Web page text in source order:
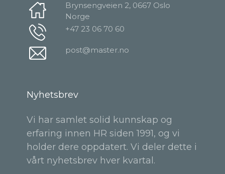
Brynsengveien 2, 0667 Oslo
Norge
+47 23 06 70 60
post@master.no
Nyhetsbrev
Vi har samlet solid kunnskap og
erfaring innen HR siden 1991, og vi
holder dere oppdatert. Vi deler dette i
vårt nyhetsbrev hver kvartal.